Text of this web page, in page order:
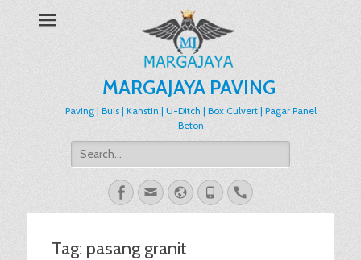
MARGAJAYA PAVING
Paving | Buis | Kanstin | U-Ditch | Box Culvert | Pagar Panel
Beton
Search
for:
Facebook
EmailWebsite
PhoneHandset
Tag: pasang granit